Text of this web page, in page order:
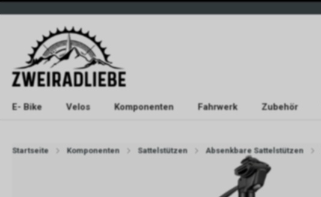
E- Bike Velos Komponenten Fahrwerk Zubehör
Startseite Komponenten Sattelstützen Absenkbare Sattelstützen